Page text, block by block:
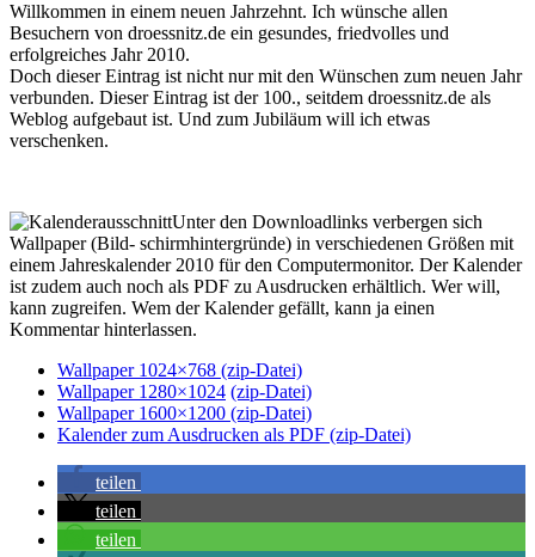
Willkommen in einem neuen Jahrzehnt. Ich wünsche allen
Besuchern von droessnitz.de ein gesundes, friedvolles und
erfolgreiches Jahr 2010.
Doch dieser Eintrag ist nicht nur mit den Wünschen zum neuen Jahr
verbunden. Dieser Eintrag ist der 100., seitdem droessnitz.de als
Weblog aufgebaut ist. Und zum Jubiläum will ich etwas
verschenken.
Unter den Downloadlinks verbergen sich
Wallpaper (Bild- schirmhintergründe) in verschiedenen Größen mit
einem Jahreskalender 2010 für den Computermonitor. Der Kalender
ist zudem auch noch als PDF zu Ausdrucken erhältlich. Wer will,
kann zugreifen. Wem der Kalender gefällt, kann ja einen
Kommentar hinterlassen.
Wallpaper 1024×768 (zip-Datei)
Wallpaper 1280×1024 (zip-Datei)
Wallpaper 1600×1200 (zip-Datei)
Kalender zum Ausdrucken als PDF (zip-Datei)
teilen
teilen
teilen